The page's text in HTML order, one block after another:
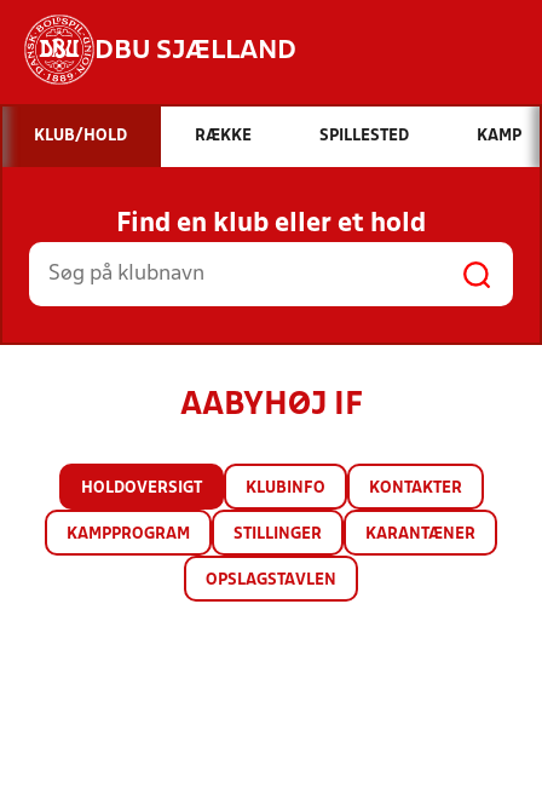
DBU SJÆLLAND
Hvad vil du søge efter?
INDHOLD OG NYHEDER
STILLINGER, RESULTATER, KLUBBER OG
HOLD
KLUB/HOLD RÆKKE SPILLESTED KAMP
Find en klub eller et hold
AABYHØJ IF
HOLDOVERSIGT KLUBINFO KONTAKTER
KAMPPROGRAM STILLINGER KARANTÆNER
OPSLAGSTAVLEN